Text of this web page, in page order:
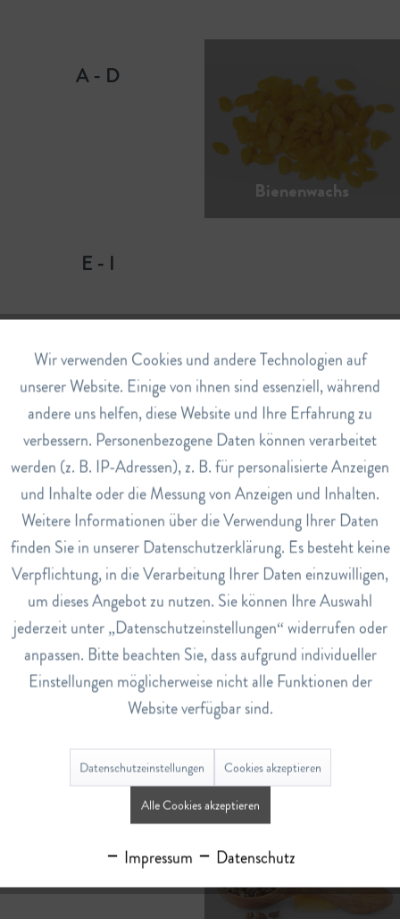
A - D
Bienenwachs
E - I
J - M
Krillöl
Muscheln
Funktionale Aktiv
Marketing Inaktiv
Tracking Inaktiv
Service Inaktiv
Wir verwenden Cookies und andere Technologien auf
unserer Website. Einige von ihnen sind essenziell, während
andere uns helfen, diese Website und Ihre Erfahrung zu
verbessern. Personenbezogene Daten können verarbeitet
werden (z. B. IP-Adressen), z. B. für personalisierte Anzeigen
und Inhalte oder die Messung von Anzeigen und Inhalten.
Weitere Informationen über die Verwendung Ihrer Daten
finden Sie in unserer Datenschutzerklärung. Es besteht keine
Verpflichtung, in die Verarbeitung Ihrer Daten einzuwilligen,
um dieses Angebot zu nutzen. Sie können Ihre Auswahl
jederzeit unter „Datenschutzeinstellungen“ widerrufen oder
anpassen. Bitte beachten Sie, dass aufgrund individueller
Einstellungen möglicherweise nicht alle Funktionen der
Website verfügbar sind.
Datenschutzeinstellungen Cookies akzeptieren
Alle Cookies akzeptieren
Impressum Datenschutz